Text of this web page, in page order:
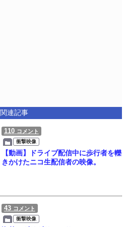
関連記事
110 コメント
衝撃映像
【動画】ドライブ配信中に歩行者を轢
きかけたニコ生配信者の映像。
43 コメント
衝撃映像